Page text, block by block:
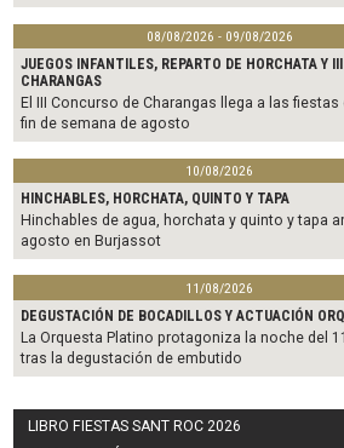
08/08/2026 - 09/08/2026
JUEGOS INFANTILES, REPARTO DE HORCHATA Y
CHARANGAS
El III Concurso de Charangas llega a las
fin de semana de agosto
10/08/2026
HINCHABLES, HORCHATA, QUINTO Y TAPA
Hinchables de agua, horchata y quinto y tapa
agosto en Burjassot
11/08/2026
DEGUSTACIÓN DE BOCADILLOS Y ACTUACIÓN
La Orquesta Platino protagoniza la noche del
tras la degustación de embutido
LIBRO FIESTAS SANT ROC 2026